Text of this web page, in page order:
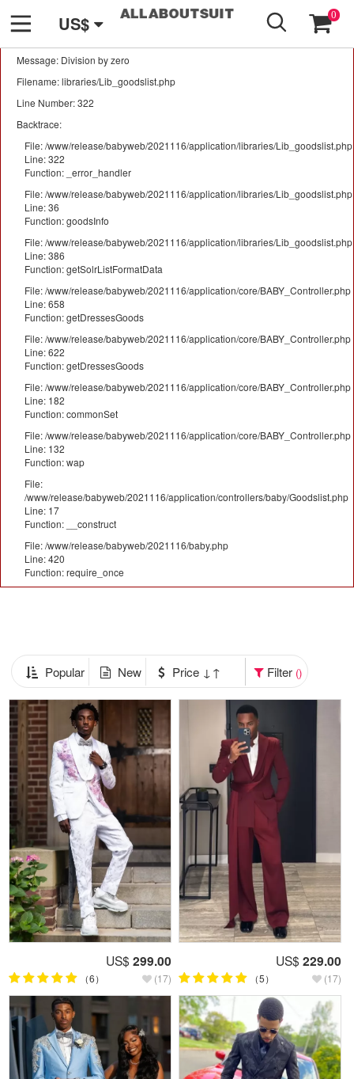
A PHP Error was encountered
Message: Division by zero
Filename: libraries/Lib_goodslist.php
Line Number: 322
Backtrace:
File: /www/release/babyweb/2021116/application/libraries/Lib_goodslist.php
Line: 322
Function: _error_handler
File: /www/release/babyweb/2021116/application/libraries/Lib_goodslist.php
Line: 36
Function: goodsInfo
File: /www/release/babyweb/2021116/application/libraries/Lib_goodslist.php
Line: 386
Function: getSolrListFormatData
File: /www/release/babyweb/2021116/application/core/BABY_Controller.php
Line: 658
Function: getDressesGoods
File: /www/release/babyweb/2021116/application/core/BABY_Controller.php
Line: 622
Function: getDressesGoods
File: /www/release/babyweb/2021116/application/core/BABY_Controller.php
Line: 182
Function: commonSet
File: /www/release/babyweb/2021116/application/core/BABY_Controller.php
Line: 132
Function: wap
File:
/www/release/babyweb/2021116/application/controllers/baby/Goodslist.php
Line: 17
Function: __construct
File: /www/release/babyweb/2021116/baby.php
Line: 420
Function: require_once
US$ 0
Popular New Price ↓↑ Filter ()
US$ 299.00
（6） (17)
US$ 229.00
（5） (17)